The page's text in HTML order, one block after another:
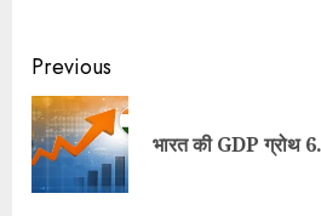
Continue
Reading
Previous
भारत की GDP ग्रोथ